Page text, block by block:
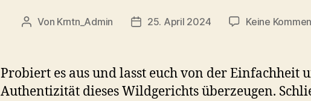
Beitragsautor
Von Krntn_Admin Veröffentlichungsdatum
25. April 2024 Keine
Probiert es aus und lasst euch von der Einfachheit
Authentizität dieses Wildgerichts überzeugen.